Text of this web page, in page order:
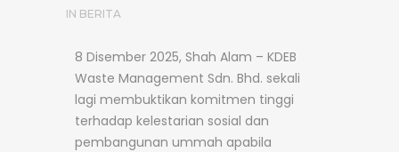
IN BERITA
8 Disember 2025, Shah Alam – KDEB
Waste Management Sdn. Bhd. sekali
lagi membuktikan komitmen tinggi
terhadap kelestarian sosial dan
pembangunan ummah apabila